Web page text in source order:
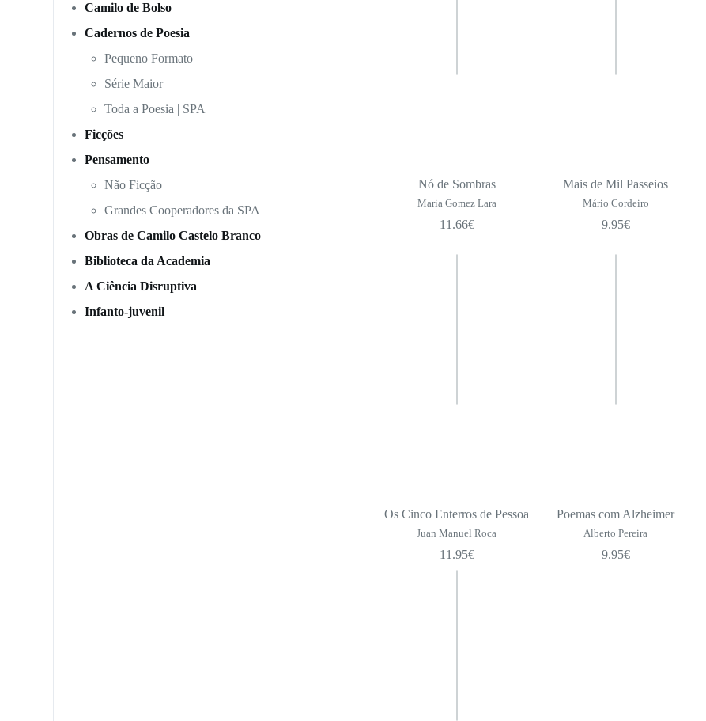
Nó de Sombras
Maria Gomez Lara
11.66€
Mais de Mil Passeios
Mário Cordeiro
9.95€
Os Cinco Enterros de Pessoa
Juan Manuel Roca
11.95€
Poemas com Alzheimer
Alberto Pereira
9.95€
Camilo de Bolso
Cadernos de Poesia
Pequeno Formato
Série Maior
Toda a Poesia | SPA
Ficções
Pensamento
Não Ficção
Grandes Cooperadores da SPA
Obras de Camilo Castelo Branco
Biblioteca da Academia
A Ciência Disruptiva
Infanto-juvenil